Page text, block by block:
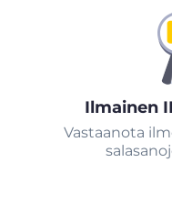
Ilmainen
Vastaanota